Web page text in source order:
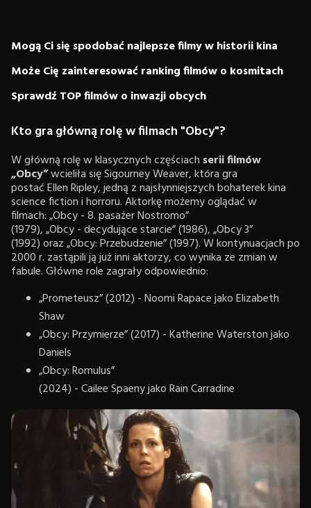
Mogą Ci się spodobać najlepsze filmy w historii kina
Może Cię zainteresować ranking filmów o kosmitach
Sprawdź TOP filmów o inwazji obcych
Kto gra główną rolę w filmach "Obcy"?
W główną rolę w klasycznych częściach serii filmów
„Obcy”wcieliła się Sigourney Weaver, która gra
postać Ellen Ripley, jedną z najsłynniejszych bohaterek kina
science fiction i horroru. Aktorkę możemy oglądać w
filmach: „Obcy - 8. pasażer Nostromo”
(1979), „Obcy - decydujące starcie” (1986), „Obcy 3”
(1992) oraz „Obcy: Przebudzenie” (1997). W kontynuacjach po
2000 r. zastąpili ją już inni aktorzy, co wynika ze zmian w
fabule. Główne role zagrały odpowiednio:
„Prometeusz” (2012) - Noomi Rapace jako Elizabeth
Shaw
„Obcy: Przymierze” (2017) - Katherine Waterston jako
Daniels
„Obcy: Romulus”
(2024) - Cailee Spaeny jako Rain Carradine